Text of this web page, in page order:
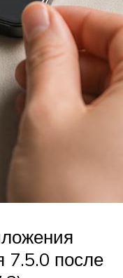
7.5.0 после